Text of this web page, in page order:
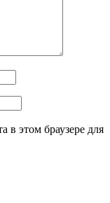
в этом браузере для